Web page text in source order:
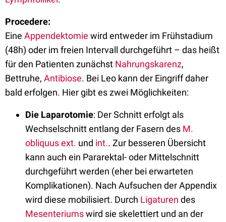
Procedere:
Eine Appendektomie wird entweder im Frühstadium
(48h) oder im freien Intervall durchgeführt – das heißt
für den Patienten zunächst Nahrungskarenz,
Bettruhe, Antibiose. Bei Leo kann der Eingriff daher
bald erfolgen. Hier gibt es zwei Möglichkeiten:
Die Laparotomie: Der Schnitt erfolgt als
Wechselschnitt entlang der Fasern des M.
obliquus ext. und int.. Zur besseren Übersicht
kann auch ein Pararektal- oder Mittelschnitt
durchgeführt werden (eher bei erwarteten
Komplikationen). Nach Aufsuchen der Appendix
wird diese mobilisiert. Durch Ligaturen des
Mesenteriumswird sie skelettiert und an der